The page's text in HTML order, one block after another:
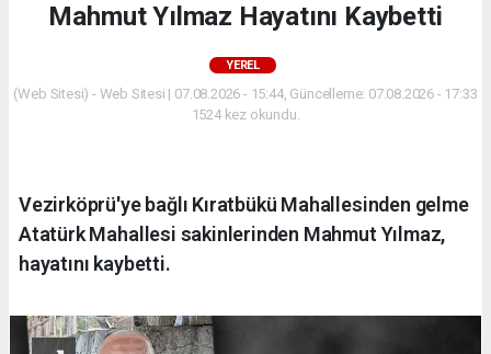
Mahmut Yılmaz Hayatını Kaybetti
YEREL
(Web Sitesi) - Web Sitesi | 07.08.2026 - 15:44, Güncelleme: 07.08.2026 - 17:33
1524 kez okundu.
Vezirköprü'ye bağlı Kıratbükü Mahallesinden gelme
Atatürk Mahallesi sakinlerinden Mahmut Yılmaz,
hayatını kaybetti.